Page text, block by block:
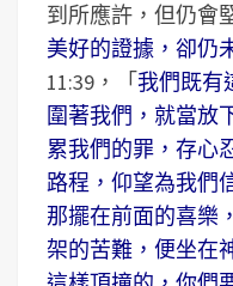
到所應許，但仍會
美好的證據，卻仍
11:39，「我們既有
圍著我們，就當放
累我們的罪，存心
路程，仰望為我們
那擺在前面的喜樂
架的苦難，便坐在